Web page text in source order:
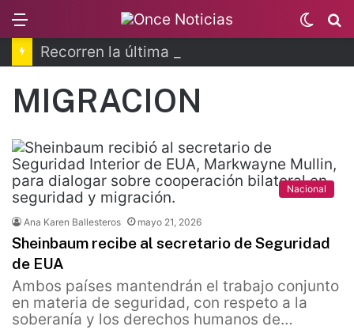
Switch
skin
MIGRACION
Nacional
Ana Karen Ballesteros mayo 21, 2026
Sheinbaum recibe al secretario de Seguridad
de EUA
Ambos países mantendrán el trabajo conjunto
en materia de seguridad, con respeto a la
soberanía y los derechos humanos de…